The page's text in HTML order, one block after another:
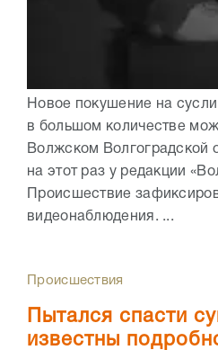
Новое покушение на
в большом количестве
Волжском Волгоградской
на этот раз у редакции
Происшествие
видеонаблюдения. ...
Происшествия
Пытался спасти
известны